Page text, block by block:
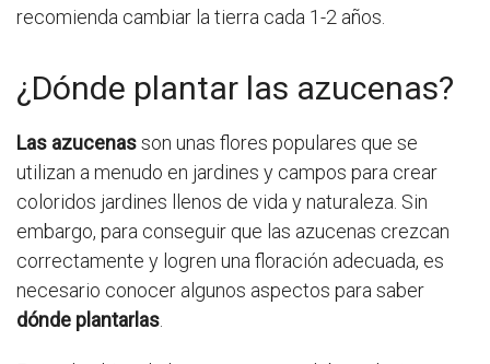
recomienda cambiar la tierra cada 1-2 años.
¿Dónde plantar las azucenas?
Las azucenasson unas flores populares que se
utilizan a menudo en jardines y campos para crear
coloridos jardines llenos de vida y naturaleza. Sin
embargo, para conseguir que las azucenas crezcan
correctamente y logren una floración adecuada, es
necesario conocer algunos aspectos para saber
dónde plantarlas